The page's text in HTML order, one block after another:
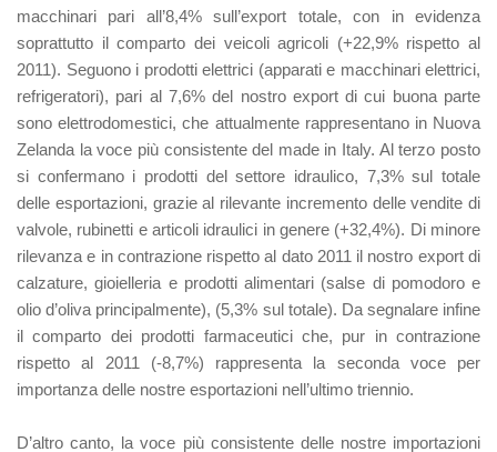
macchinari pari all’8,4% sull’export totale, con in evidenza
soprattutto il comparto dei veicoli agricoli (+22,9% rispetto al
2011). Seguono i prodotti elettrici (apparati e macchinari elettrici,
refrigeratori), pari al 7,6% del nostro export di cui buona parte
sono elettrodomestici, che attualmente rappresentano in Nuova
Zelanda la voce più consistente del made in Italy. Al terzo posto
si confermano i prodotti del settore idraulico, 7,3% sul totale
delle esportazioni, grazie al rilevante incremento delle vendite di
valvole, rubinetti e articoli idraulici in genere (+32,4%). Di minore
rilevanza e in contrazione rispetto al dato 2011 il nostro export di
calzature, gioielleria e prodotti alimentari (salse di pomodoro e
olio d’oliva principalmente), (5,3% sul totale). Da segnalare infine
il comparto dei prodotti farmaceutici che, pur in contrazione
rispetto al 2011 (-8,7%) rappresenta la seconda voce per
importanza delle nostre esportazioni nell’ultimo triennio.
D’altro canto, la voce più consistente delle nostre importazioni